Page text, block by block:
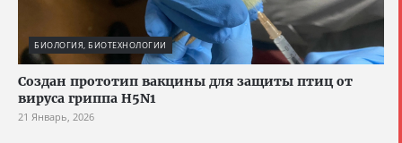
БИОЛОГИЯ, БИОТЕХНОЛОГИИ
Создан прототип вакцины для защиты птиц от
вируса гриппа H5N1
21 Январь, 2026